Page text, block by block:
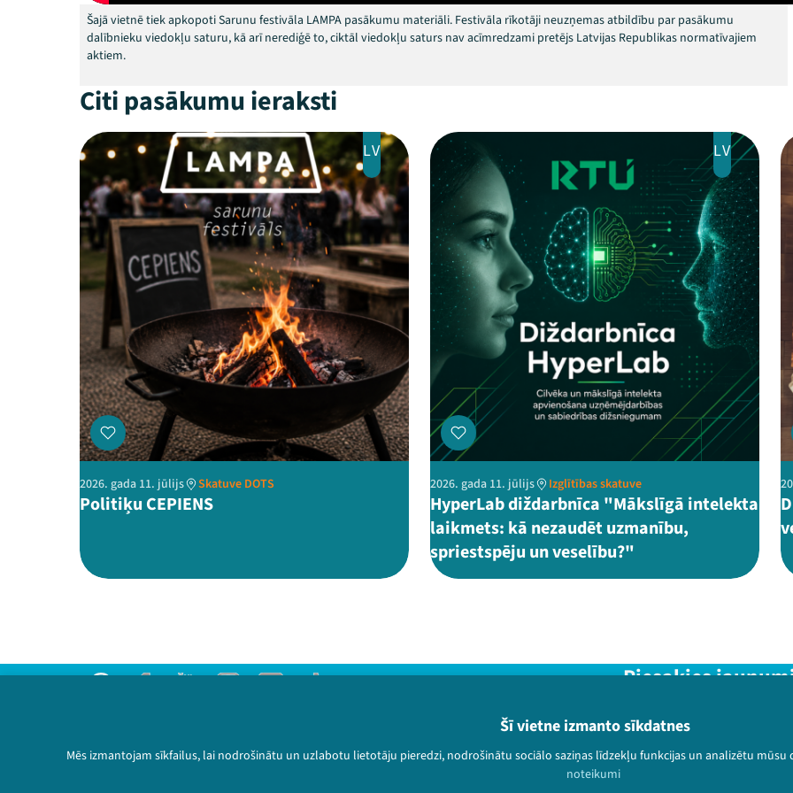
Šī vietne izmanto sīkdatnes
Mēs izmantojam sīkfailus, lai nodrošinātu un uzlabotu lietotāju pieredzi, nodrošinātu sociālo saziņas līdzekļu funkcijas un analizētu
noteikumi
Šajā vietnē tiek apkopoti Sarunu festivāla LAMPA pasākumu materiāli. Festivāla rīkotāji neuzņemas atbildību par pasākumu
dalībnieku viedokļu saturu, kā arī nerediģē to, ciktāl viedokļu saturs nav acīmredzami pretējs Latvijas Republikas normatīvajiem
aktiem.
Citi pasākumu ieraksti
LV
2026. gada 11. jūlijs Skatuve DOTS
Politiķu CEPIENS
LV
2026. gada 11. jūlijs Izglītības skatuve
HyperLab diždarbnīca "Mākslīgā intelekta
laikmets: kā nezaudēt uzmanību,
spriestspēju un veselību?"
Privātuma politika
Lietošanas noteikumi un sīkdatņu politika
Piesakies
Nepalaid garām aktuālāko